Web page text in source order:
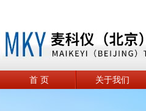
首 页 关于我们